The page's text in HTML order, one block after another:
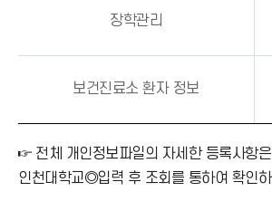
장학관리
보건진료소 환자 정보
☞ 전체 개인정보파일의 자세한 등록사항
인천대학교◎입력 후 조회를 통하여 확인